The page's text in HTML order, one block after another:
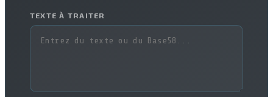
TEXTE À TRAITER